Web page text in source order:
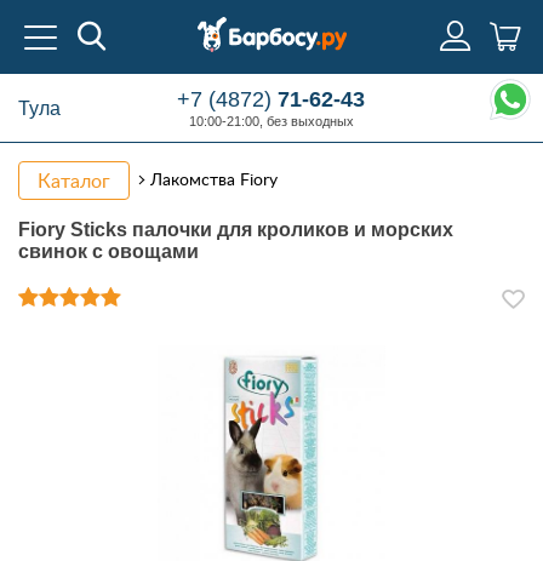
Тула +7 (4872)71-62-43
10:00-21:00, без выходных
Каталог Лакомства Fiory
Fiory Sticks палочки для кроликов и морских
свинок с овощами